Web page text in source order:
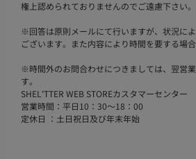
権上認められておりませんのでご遠慮下さい。
※回答は原則メールにて行いますが、状況に
ございます。また内容により時間を要する場合
※時間外のお問合わせにつきましては、翌営
す。
SHEL'TTER WEB STOREカスタマーセンター
営業時間：平日10：30～18：00
定休日 ：土日祝日及び年末年始